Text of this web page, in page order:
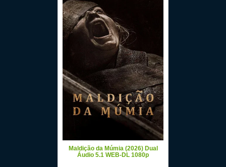
Maldição da Múmia (2026) Dual
Áudio 5.1 WEB-DL 1080p